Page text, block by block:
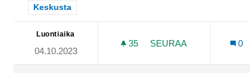
Rajaa tulokset teeman mukaan: Keskusta
Keskusta
Luontiaika
04.10.2023
35 35 SEURAAJAA
SEURAA
FUNIKULAARIN
0